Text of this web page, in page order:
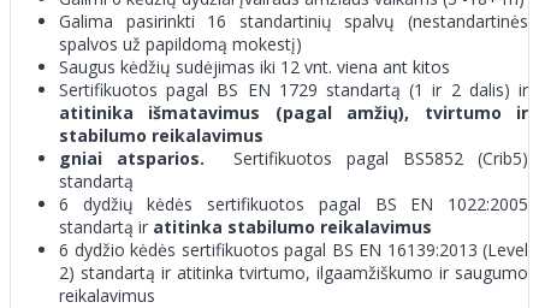
Galima pasirinkti 16 standartinių spalvų (nestandartinės
spalvos už papildomą mokestį)
Saugus kėdžių sudėjimas iki 12 vnt. viena ant kitos
Sertifikuotos pagal BS EN 1729 standartą (1 ir 2 dalis) ir
atitinika išmatavimus (pagal amžių), tvirtumo ir
stabilumo reikalavimus
gniai atsparios.
Sertifikuotos pagal BS5852 (Crib5)
standartą
6 dydžių kėdės sertifikuotos pagal BS EN 1022:2005
standartą ir atitinka stabilumo reikalavimus
6 dydžio kėdės sertifikuotos pagal BS EN 16139:2013 (Level
2) standartą ir atitinka tvirtumo, ilgaamžiškumo ir saugumo
reikalavimus